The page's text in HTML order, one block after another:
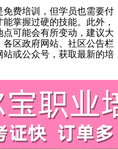
费培训，但学员也需要付
掌握过硬的技能。此外，
可能会有所变动，建议大
区政府网站、社区公告栏
或公众号，获取最新的培